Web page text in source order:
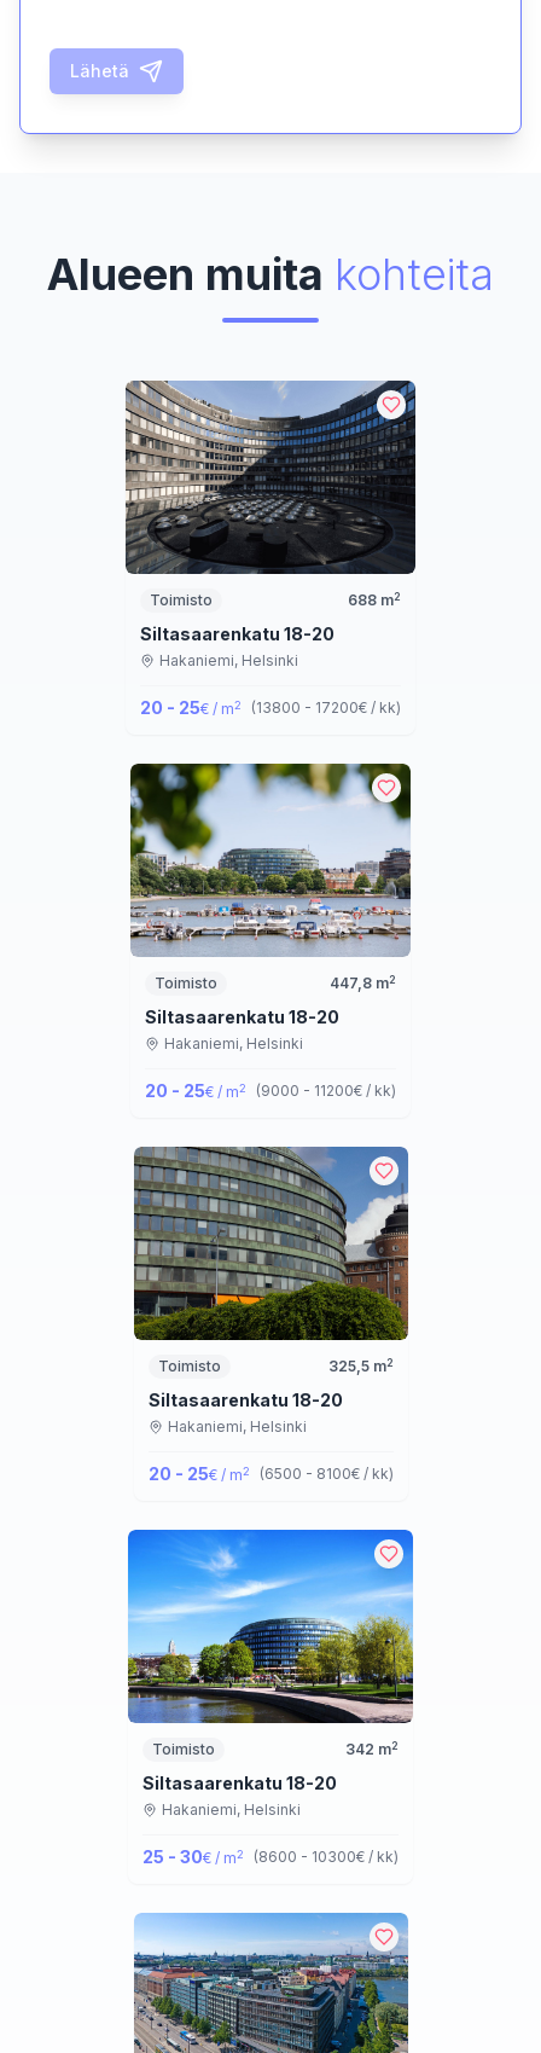
Lähetä
Alueen muita kohteita
Toimisto 688 m2
Siltasaarenkatu 18-20
Hakaniemi, Helsinki
20 - 25€ / m2 (13800 - 17200€ / kk)
Toimisto 447,8 m2
Siltasaarenkatu 18-20
Hakaniemi, Helsinki
20 - 25€ / m2 (9000 - 11200€ / kk)
Toimisto 325,5m2
Siltasaarenkatu 18-20
Hakaniemi, Helsinki
20 - 25€ / m2 (6500 - 8100€ / kk)
Toimisto 342 m2
Siltasaarenkatu 18-20
Hakaniemi, Helsinki
25 - 30€ / m2 (8600 - 10300€ / kk)